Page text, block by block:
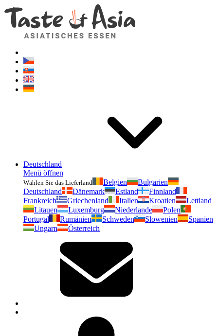
Deutschland
Menü öffnen
Wählen Sie das Lieferland Belgien
Bulgarien
Deutschland
Dänemark Estland
Finnland
Frankreich
Griechenland Italien Kroatien
Lettland
Litauen
Luxemburg Niederlande
Polen
Portugal
Rumänien Schweden Slowenien
Spanien
Ungarn
Österreich
Geschmackvonasien.de
Zögern Sie nicht zu fragen. Ich bin für Sie da!